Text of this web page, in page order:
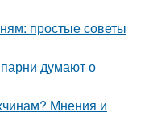
простые советы
думают о
Мнения и